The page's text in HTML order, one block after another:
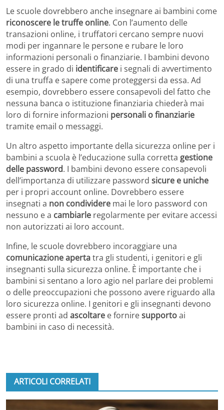
Le scuole dovrebbero anche insegnare ai bambini come
riconoscere le truffe online. Con l’aumento delle
transazioni online, i truffatori cercano sempre nuovi
modi per ingannare le persone e rubare le loro
informazioni personali o finanziarie. I bambini devono
essere in grado di identificare i segnali di avvertimento
di una truffa e sapere come proteggersi da essa. Ad
esempio, dovrebbero essere consapevoli del fatto che
nessuna banca o istituzione finanziaria chiederà mai
loro di fornire informazioni personali o finanziarie
tramite email o messaggi.
Un altro aspetto importante della sicurezza online per i
bambini a scuola è l’educazione sulla corretta gestione
delle password. I bambini devono essere consapevoli
dell’importanza di utilizzare password sicure e uniche
per i propri account online. Dovrebbero essere
insegnati a non condividere mai le loro password con
nessuno e a cambiarle regolarmente per evitare accessi
non autorizzati ai loro account.
Infine, le scuole dovrebbero incoraggiare una
comunicazione apertatra gli studenti, i genitori e gli
insegnanti sulla sicurezza online. È importante che i
bambini si sentano a loro agio nel parlare dei problemi
o delle preoccupazioni che possono avere riguardo alla
loro sicurezza online. I genitori e gli insegnanti devono
essere pronti ad ascoltare e forniresupportoai
bambini in caso di necessità.
ARTICOLI CORRELATI